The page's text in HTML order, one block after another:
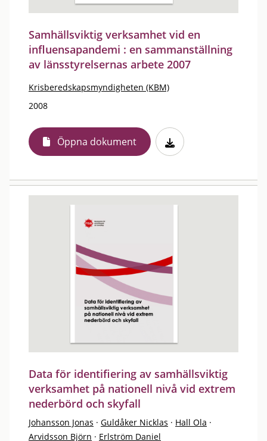
Samhällsviktig verksamhet vid en
influensapandemi : en sammanställning
av länsstyrelsernas arbete 2007
Krisberedskapsmyndigheten (KBM)
2008
Öppna dokument
Data för identifiering av samhällsviktig
verksamhet på nationell nivå vid extrem
nederbörd och skyfall
Johansson Jonas · Guldåker Nicklas · Hall Ola ·
Arvidsson Björn · Erlström Daniel